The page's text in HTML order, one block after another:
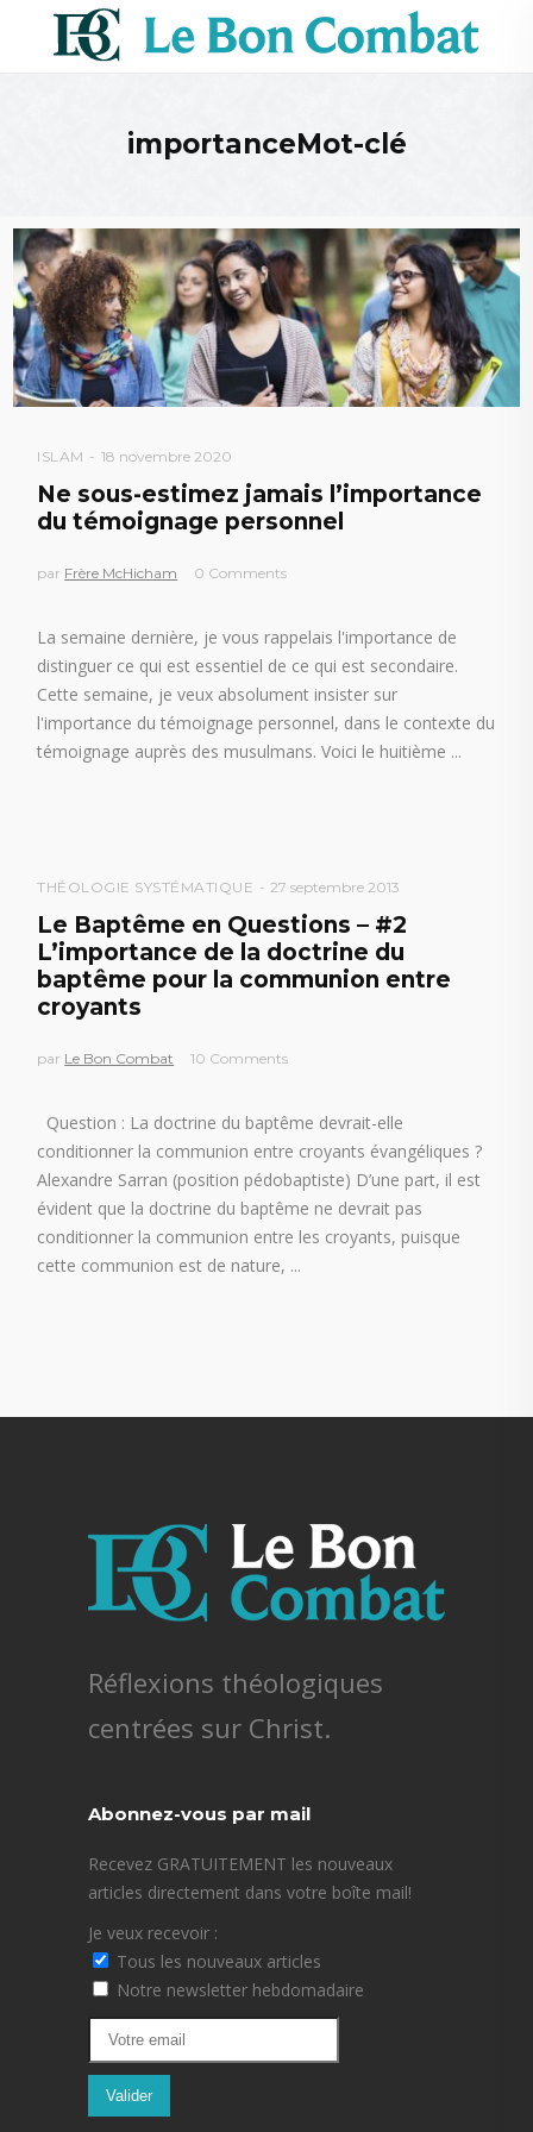
importanceMot-clé
ISLAM 18 novembre 2020
Ne sous-estimez jamais l’importance
du témoignage personnel
par Frère McHicham 0 Comments
La semaine dernière, je vous rappelais l'importance de
distinguer ce qui est essentiel de ce qui est secondaire.
Cette semaine, je veux absolument insister sur
l'importance du témoignage personnel, dans le contexte du
témoignage auprès des musulmans. Voici le huitième
THÉOLOGIE SYSTÉMATIQUE 27 septembre 2013
Le Baptême en Questions – #2
L’importance de la doctrine du
baptême pour la communion entre
croyants
par Le Bon Combat 10 Comments
Question : La doctrine du baptême devrait-elle
conditionner la communion entre croyants évangéliques ?
Alexandre Sarran (position pédobaptiste) D’une part, il est
évident que la doctrine du baptême ne devrait pas
conditionner la communion entre les croyants, puisque
cette communion est de nature,
Réflexions théologiques
centrées sur Christ.
Abonnez-vous par mail
Recevez GRATUITEMENT les nouveaux
articles directement dans votre boîte mail!
Je veux recevoir :
Tous les nouveaux articles
Notre newsletter hebdomadaire